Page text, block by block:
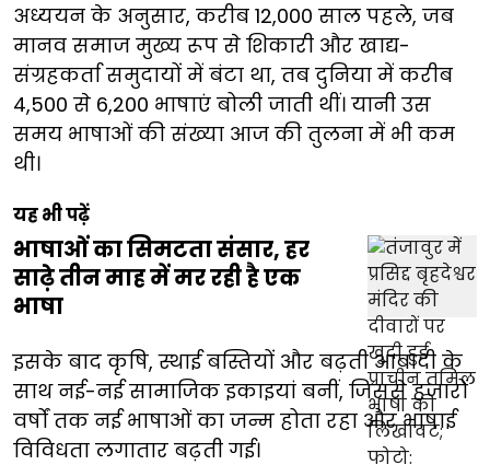
अध्ययन के अनुसार, करीब 12,000 साल पहले, जब
मानव समाज मुख्य रूप से शिकारी और खाद्य-
संग्रहकर्ता समुदायों में बंटा था, तब दुनिया में करीब
4,500 से 6,200 भाषाएं बोली जाती थीं। यानी उस
समय भाषाओं की संख्या आज की तुलना में भी कम
थी।
यह भी पढ़ें
भाषाओं का सिमटता संसार, हर
साढ़े तीन माह में मर रही है एक
भाषा
इसके बाद कृषि, स्थाई बस्तियों और बढ़ती आबादी के
साथ नई-नई सामाजिक इकाइयां बनीं, जिससे हजारों
वर्षों तक नई भाषाओं का जन्म होता रहा और भाषाई
विविधता लगातार बढ़ती गई।